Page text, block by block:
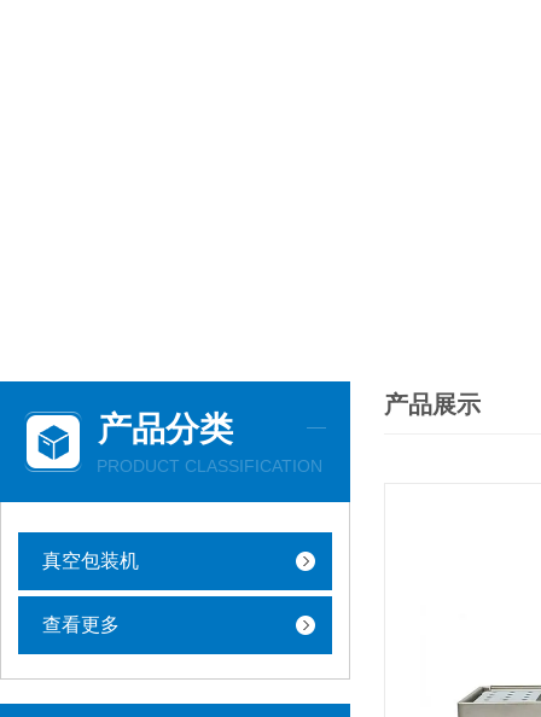
产品分类
PRODUCT CLASSIFICATION
真空包装机
查看更多
产品展示